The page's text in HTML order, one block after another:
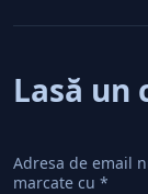
Lasă un
Adresa de email
marcate cu *